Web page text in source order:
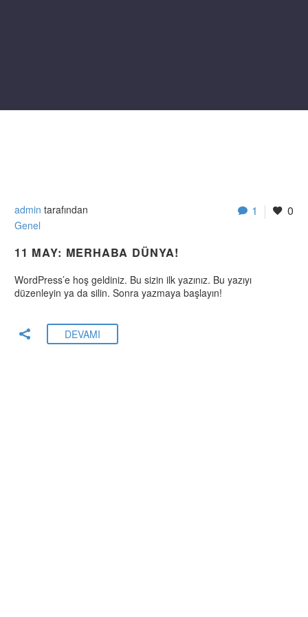
1 0
admin tarafından
Genel
11 MAY: MERHABA DÜNYA!
WordPress’e hoş geldiniz. Bu sizin ilk yazınız. Bu yazıyı
düzenleyin ya da silin. Sonra yazmaya başlayın!
DEVAMI